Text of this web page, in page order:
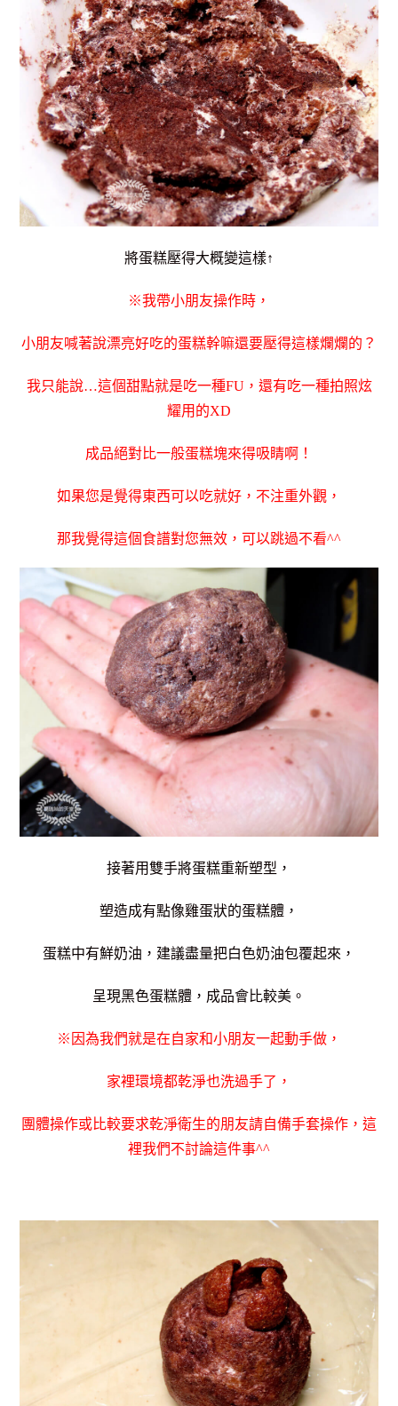
將蛋糕壓得大概變這樣↑
※我帶小朋友操作時，
小朋友喊著說漂亮好吃的蛋糕幹嘛還要壓得這樣爛爛的？
我只能說…這個甜點就是吃一種FU，還有吃一種拍照炫
耀用的XD
成品絕對比一般蛋糕塊來得吸睛啊！
如果您是覺得東西可以吃就好，不注重外觀，
那我覺得這個食譜對您無效，可以跳過不看^^
接著用雙手將蛋糕重新塑型，
塑造成有點像雞蛋狀的蛋糕體，
蛋糕中有鮮奶油，建議盡量把白色奶油包覆起來，
呈現黑色蛋糕體，成品會比較美。
※因為我們就是在自家和小朋友一起動手做，
家裡環境都乾淨也洗過手了，
團體操作或比較要求乾淨衛生的朋友請自備手套操作，這
裡我們不討論這件事^^